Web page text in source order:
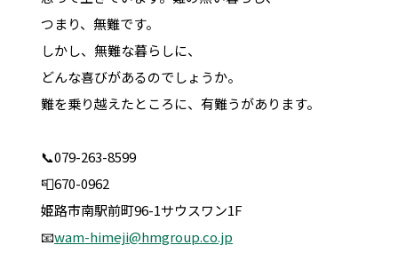
つまり、無難です。
しかし、無難な暮らしに、
どんな喜びがあるのでしょうか。
難を乗り越えたところに、有難うがあります。
📞079-263-8599
📮670-0962
姫路市南駅前町96-1サウスワン1F
📧wam-himeji@hmgroup.co.jp